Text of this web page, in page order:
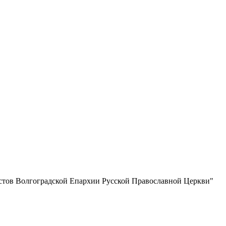
Волгоградской Eпархии Русской Православной Церкви"